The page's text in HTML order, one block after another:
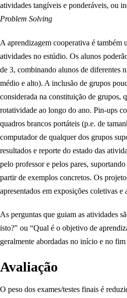
atividades tangíveis e ponderáveis, ou
Problem Solving
A aprendizagem cooperativa é também
atividades no estúdio. Os alunos
de 3, combinando alunos de diferentes
médio e alto). A inclusão de grupos
considerada na constituição de grupos,
rotatividade ao longo do ano. Pin-ups
quadros brancos portáteis (p.e. de
computador de qualquer dos grupos
resultados e reporte do estado das
pelo professor e pelos pares,
partir de exemplos concretos. Os
apresentados em exposições coletivas e
As perguntas que guiam as atividades
isto?" ou “Qual é o objetivo de
geralmente abordadas no início e no fim
Avaliação
O peso dos exames/testes finais é